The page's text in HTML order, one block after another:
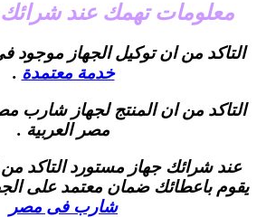
معلومات تهمك عند
التاكد من ان توكيل الجهاز
خدمة معتمدة .
التاكد من ان المنتج لجهاز شارب
مصر العربية .
عند شرائك جهاز مستورد التاكد
يقوم باعطائك ضمان معتمد على
شارب فى مصر